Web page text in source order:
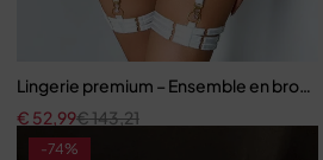
coréenne
Lingerie premium – Ensemble en
€143,21
€ 52,99
-74%